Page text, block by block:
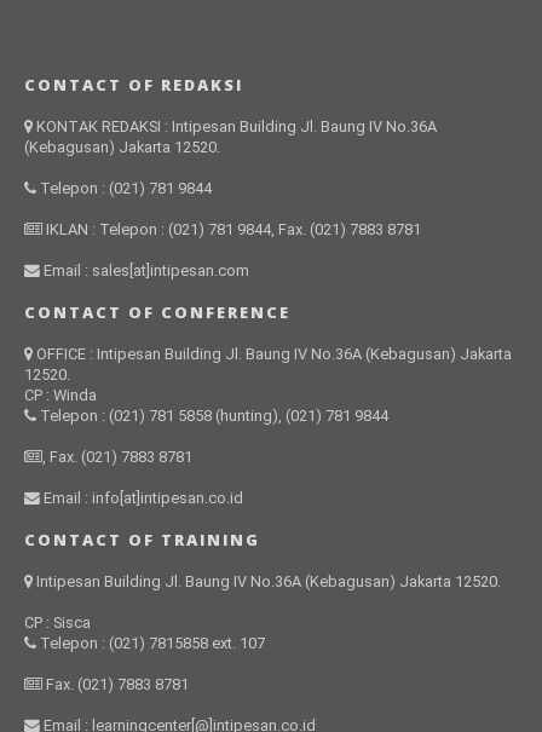
CONTACT OF REDAKSI
KONTAK REDAKSI : Intipesan Building Jl. Baung IV No.36A
(Kebagusan) Jakarta 12520.
Telepon : (021) 781 9844
IKLAN : Telepon : (021) 781 9844, Fax. (021) 7883 8781
Email : sales[at]intipesan.com
CONTACT OF CONFERENCE
OFFICE : Intipesan Building Jl. Baung IV No.36A (Kebagusan) Jakarta
12520.
CP : Winda
Telepon : (021) 781 5858 (hunting), (021) 781 9844
, Fax. (021) 7883 8781
Email : info[at]intipesan.co.id
CONTACT OF TRAINING
Intipesan Building Jl. Baung IV No.36A (Kebagusan) Jakarta 12520.
CP : Sisca
Telepon : (021) 7815858 ext. 107
Fax. (021) 7883 8781
Email : learningcenter[@]intipesan.co.id